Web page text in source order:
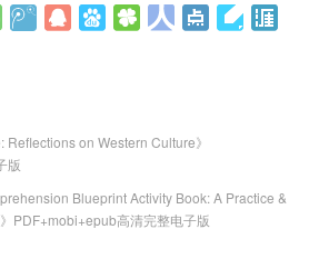
Reflections on Western Culture》
版
Blueprint Activity Book: A Practice &
PDF+mobi+epub高清完整电子版